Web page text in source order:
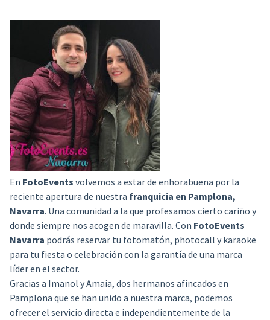
En FotoEvents volvemos a estar de enhorabuena por la
reciente apertura de nuestra franquicia en Pamplona,
Navarra. Una comunidad a la que profesamos cierto cariño y
donde siempre nos acogen de maravilla. Con FotoEvents
Navarra podrás reservar tu fotomatón, photocall y karaoke
para tu fiesta o celebración con la garantía de una marca
líder en el sector.
Gracias a Imanol y Amaia, dos hermanos afincados en
Pamplona que se han unido a nuestra marca, podemos
ofrecer el servicio directa e independientemente de la